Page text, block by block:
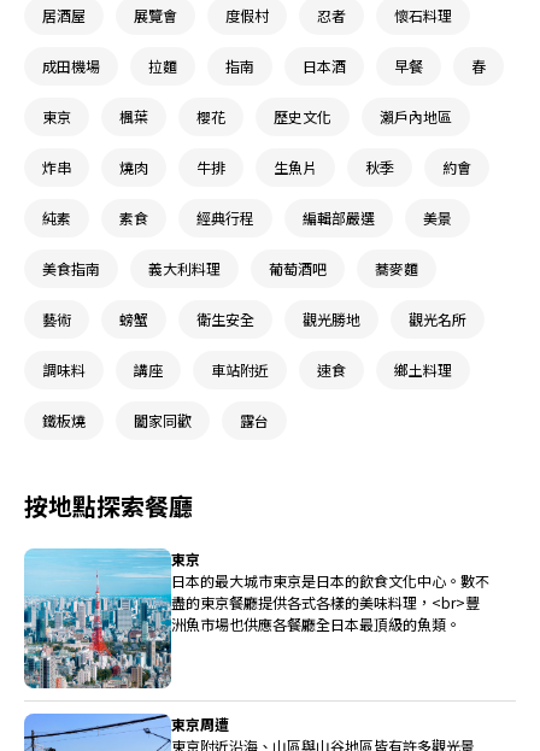
居酒屋 展覽會 度假村 忍者 懷石料理
成田機場 拉麵 指南 日本酒 早餐 春
東京 楓葉 櫻花 歷史文化 瀨戶內地區
炸串 燒肉 牛排 生魚片 秋季 約會
純素 素食 經典行程 編輯部嚴選 美景
美食指南 義大利料理 葡萄酒吧 蕎麥麵
藝術 螃蟹 衛生安全 觀光勝地 觀光名所
調味料 講座 車站附近 速食 鄉土料理
鐵板燒 闔家同歡 露台
按地點探索餐廳
東京
日本的最大城市東京是日本的飲食文化中心。數不
盡的東京餐廳提供各式各樣的美味料理，<br>豐
洲魚市場也供應各餐廳全日本最頂級的魚類。
東京周遭
東京附近沿海、山區與山谷地區皆有許多觀光景